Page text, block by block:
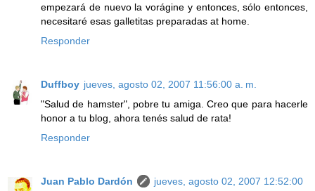
empezará de nuevo la vorágine y entonces, sólo entonces,
necesitaré esas galletitas preparadas at home.
Responder
Duffboy jueves, agosto 02, 2007 11:56:00 a. m.
"Salud de hamster", pobre tu amiga. Creo que para hacerle
honor a tu blog, ahora tenés salud de rata!
Responder
Juan Pablo Dardón
jueves, agosto 02, 2007 12:52:00